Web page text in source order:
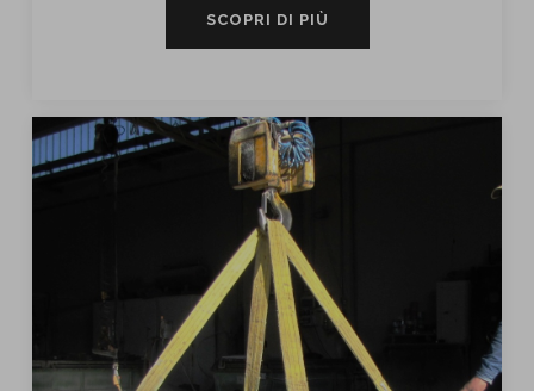
SCOPRI DI PIÙ